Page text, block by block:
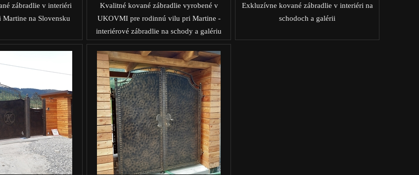
zábradlie v interiéri
na Slovensku
Kvalitné kované zábradlie vyrobené v
UKOVMI pre rodinnú vilu pri Martine -
interiérové zábradlie na schody a galériu
Exkluzívne kované zábradlie v interiéri na
schodoch a galérii